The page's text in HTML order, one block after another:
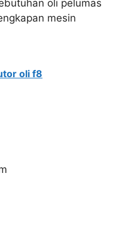
oli pelumas
mesin
oli f8